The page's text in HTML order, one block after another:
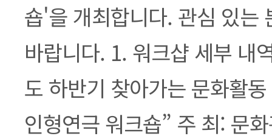
숍'을 개최합니다. 관심 있는
바랍니다. 1. 워크샵 세부 내
도 하반기 찾아가는 문화활
인형연극 워크숍” 주 최: 문